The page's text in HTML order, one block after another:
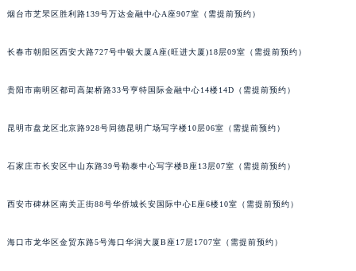
烟台市芝罘区胜利路139号万达金融中心A座907室（需提前预约）
长春市朝阳区西安大路727号中银大厦A座(旺进大厦)18层09室（需提前预约）
贵阳市南明区都司高架桥路33号亨特国际金融中心14楼14D（需提前预约）
昆明市盘龙区北京路928号同德昆明广场写字楼10层06室（需提前预约）
石家庄市长安区中山东路39号勒泰中心写字楼B座13层07室（需提前预约）
西安市碑林区南关正街88号华侨城长安国际中心E座6楼10室（需提前预约）
海口市龙华区金贸东路5号海口华润大厦B座17层1707室（需提前预约）